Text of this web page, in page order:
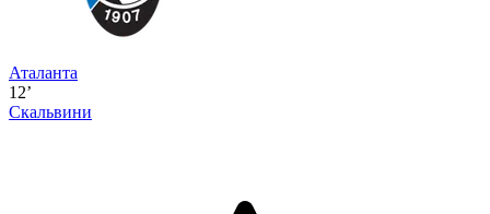
Аталанта
12’
Скальвини